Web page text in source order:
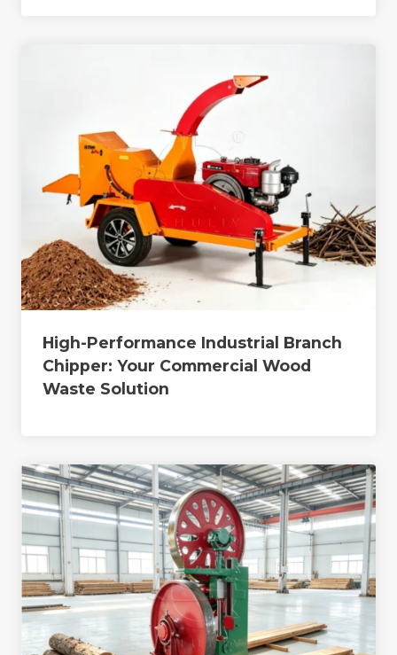
High-Performance Industrial Branch
Chipper: Your Commercial Wood
Waste Solution